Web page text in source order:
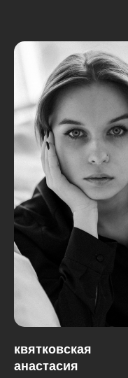
квятковская
анастасия